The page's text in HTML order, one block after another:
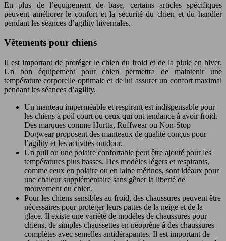
En plus de l’équipement de base, certains articles spécifiques
peuvent améliorer le confort et la sécurité du chien et du handler
pendant les séances d’agility hivernales.
Vêtements pour chiens
Il est important de protéger le chien du froid et de la pluie en hiver.
Un bon équipement pour chien permettra de maintenir une
température corporelle optimale et de lui assurer un confort maximal
pendant les séances d’agility.
Un manteau imperméable et respirant est indispensable pour
les chiens à poil court ou ceux qui ont tendance à avoir froid.
Des marques comme Hurtta, Ruffwear ou Non-Stop
Dogwear proposent des manteaux de qualité conçus pour
l’agility et les activités outdoor.
Un pull ou une polaire confortable peut être ajouté pour les
températures plus basses. Des modèles légers et respirants,
comme ceux en polaire ou en laine mérinos, sont idéaux pour
une chaleur supplémentaire sans gêner la liberté de
mouvement du chien.
Pour les chiens sensibles au froid, des chaussures peuvent être
nécessaires pour protéger leurs pattes de la neige et de la
glace. Il existe une variété de modèles de chaussures pour
chiens, de simples chaussettes en néoprène à des chaussures
complètes avec semelles antidérapantes. Il est important de